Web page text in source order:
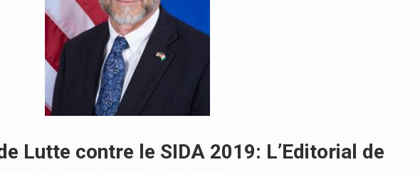
Lutte contre le SIDA 2019: L’Editorial de